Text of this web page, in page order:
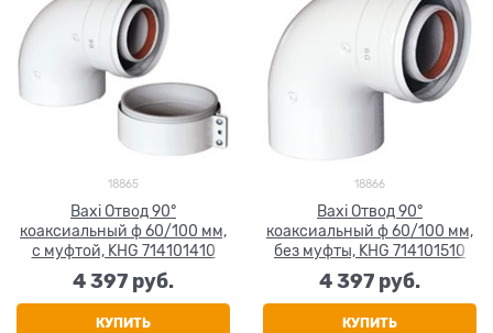
18865
Baxi Отвод 90°
коаксиальный ф 60/100 мм,
с муфтой, KHG 714101410
4 397 руб.
КУПИТЬ
18866
Baxi Отвод 90°
коаксиальный ф 60/100 мм,
без муфты, KHG 714101510
4 397 руб.
КУПИТЬ